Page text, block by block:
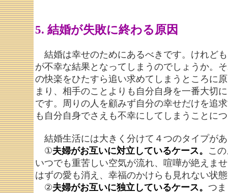
5. 結婚が失敗に終わる原因
結婚は幸せのためにあるべきです。けれど
が不幸な結果となってしまうのでしょうか。
の快楽をひたすら追い求めてしまうところに
まり、相手のことよりも自分自身を一番大切
です。周りの人を顧みず自分の幸せだけを追
も自分自身でさえも不幸にしてしまうことに
結婚生活には大きく分けて４つのタイプが
①夫婦がお互いに対立しているケース。
こ
いつでも重苦しい空気が流れ、喧嘩が絶えま
はずの愛も消え、幸福のかけらも見れない状
②夫婦がお互いに独立しているケース。 つ